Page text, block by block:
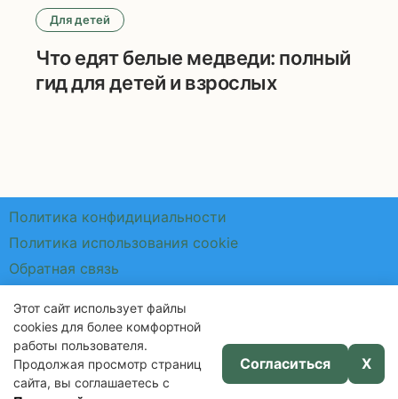
Для детей
Что едят белые медведи: полный
гид для детей и взрослых
Политика конфидициальности
Политика использования cookie
Обратная связь
Полезные советы для дома и жизни
Этот сайт использует файлы
cookies для более комфортной
работы пользователя.
Продолжая просмотр страниц
сайта, вы соглашаетесь с
Согласиться X